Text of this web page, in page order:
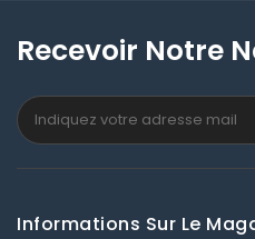
Recevoir Notre
Informations Sur Le